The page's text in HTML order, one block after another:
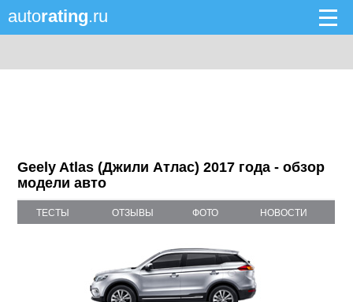
autorating.ru
Geely Atlas (Джили Атлас) 2017 года - обзор
модели авто
ТЕСТЫ ОТЗЫВЫ ФОТО НОВОСТИ